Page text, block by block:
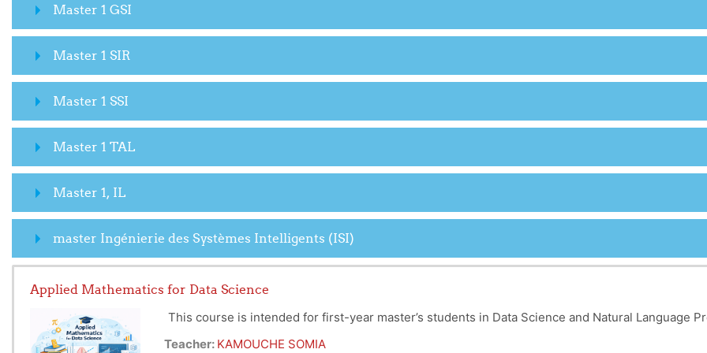
Master 1 GSI
Master 1 SIR
Master 1 SSI
Master 1 TAL
Master 1, IL
master Ingénierie des Systèmes Intelligents (ISI)
Applied Mathematics for Data Science
This course is intended for first-year master’s students in Data Science and Natural Language
Teacher: KAMOUCHE SOMIA